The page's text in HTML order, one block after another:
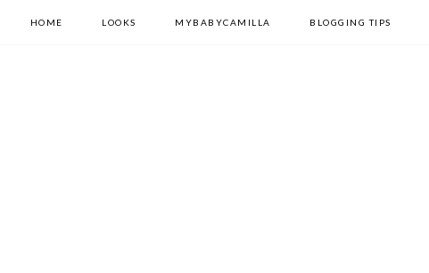
HOME LOOKS MYBABYCAMILLA BLOGGING TIPS